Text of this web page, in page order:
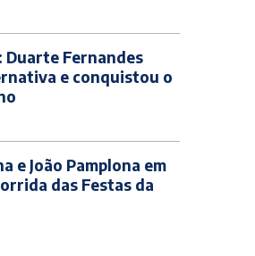
Duarte Fernandes
e conquistou o
e João Pamplona em
das Festas da